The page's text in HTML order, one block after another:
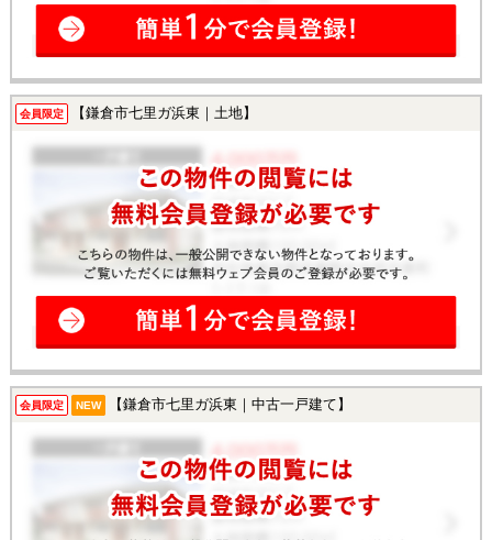
会員限定 【鎌倉市七里ガ浜東｜土地】
会員限定 NEW 【鎌倉市七里ガ浜東｜中古一戸建て】